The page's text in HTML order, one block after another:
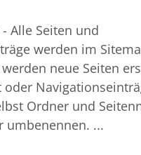
Alle Seiten und
werden im
neue Seiten
oder
Ordner und
umbenennen. ...